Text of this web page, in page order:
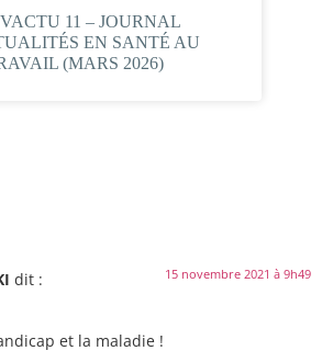
11 – JOURNAL
EN SANTÉ AU
(MARS 2026)
dit : 15 novembre 2021 à 9h49
et la maladie !